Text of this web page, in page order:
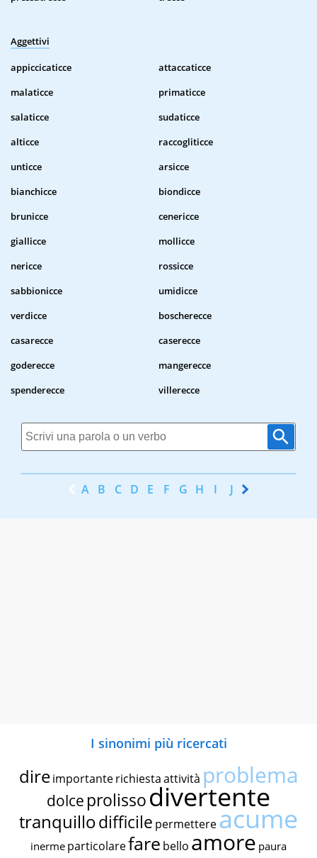
Aggettivi
appiccicaticce
attaccaticce
malaticce
primaticce
salaticce
sudaticce
alticce
raccogliticce
unticce
arsicce
bianchicce
biondicce
brunicce
cenericce
giallicce
mollicce
nericce
rossicce
sabbionicce
umidicce
verdicce
boscherecce
casarecce
caserecce
goderecce
mangerecce
spenderecce
villerecce
A B C D E F G H I J K
I sinonimi più ricercati
dire importante richiestaattività problema
dolce prolissodivertente
tranquillodifficile permettereacume
inerme particolarefare bello amore paura